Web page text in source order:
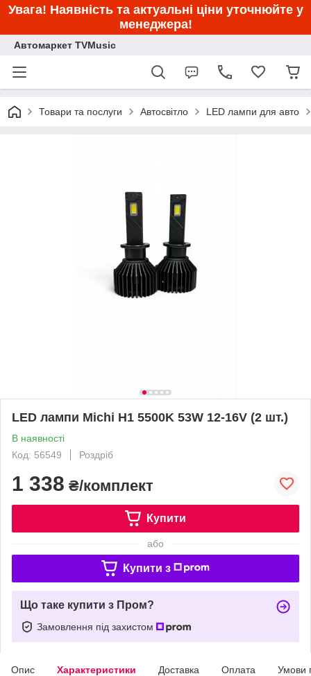
Увага! Наявність та актуальні ціни уточнюйте у
менеджера!
Автомаркет TVMusic
Товари та послуги Автосвітло LED лампи для авто
LED лампи Michi H1 5500K 53W 12-16V (2 шт.)
В наявності
Код: 56549
Роздріб
1 338 ₴/комплект
Купити
або
Купити з
Що таке купити з Пром?
Замовлення під захистом
Опис Характеристики Доставка Оплата Умови